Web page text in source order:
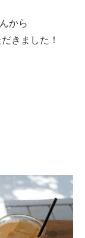
から
きました！